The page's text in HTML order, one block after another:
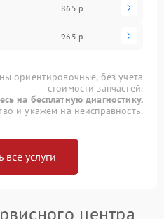
865 р
965 р
ориентировочные, без учета
стоимости запчастей.
на бесплатную диагностику.
и укажем на неисправность.
все услуги
центра